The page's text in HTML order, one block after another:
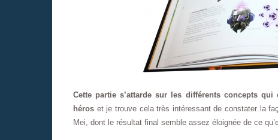
Cette partie s’attarde sur les différents concepts
héros et je trouve cela très intéressant de constater la
Mei, dont le résultat final semble assez éloignée de ce